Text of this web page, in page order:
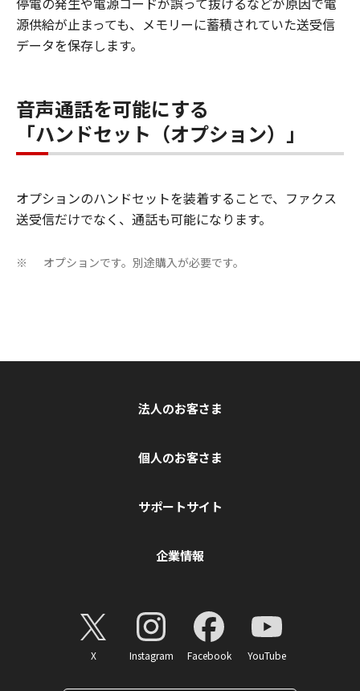
源供給が止まっても、メモリーに蓄積されていた送受信
データを保存します。
音声通話を可能にする
「ハンドセット（オプション）」
オプションのハンドセットを装着することで、ファクス
送受信だけでなく、通話も可能になります。
※ オプションです。別途購入が必要です。
法人のお客さま
個人のお客さま
サポートサイト
企業情報
X Instagram Facebook YouTube